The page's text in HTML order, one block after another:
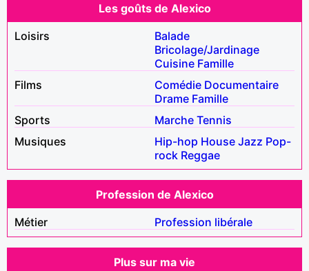
Les goûts de Alexico
Loisirs
Balade
Bricolage/Jardinage
Cuisine Famille
Films
Comédie Documentaire
Drame Famille
Sports
Marche Tennis
Musiques
Hip-hop House Jazz Pop-
rock Reggae
Profession de Alexico
Métier
Profession libérale
Plus sur ma vie